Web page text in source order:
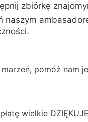
zbiórkę
naszym
marzeń, pomóż nam
wielkie